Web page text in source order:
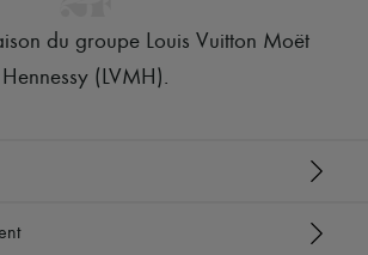
du groupe Louis Vuitton Moët
Hennessy (LVMH).